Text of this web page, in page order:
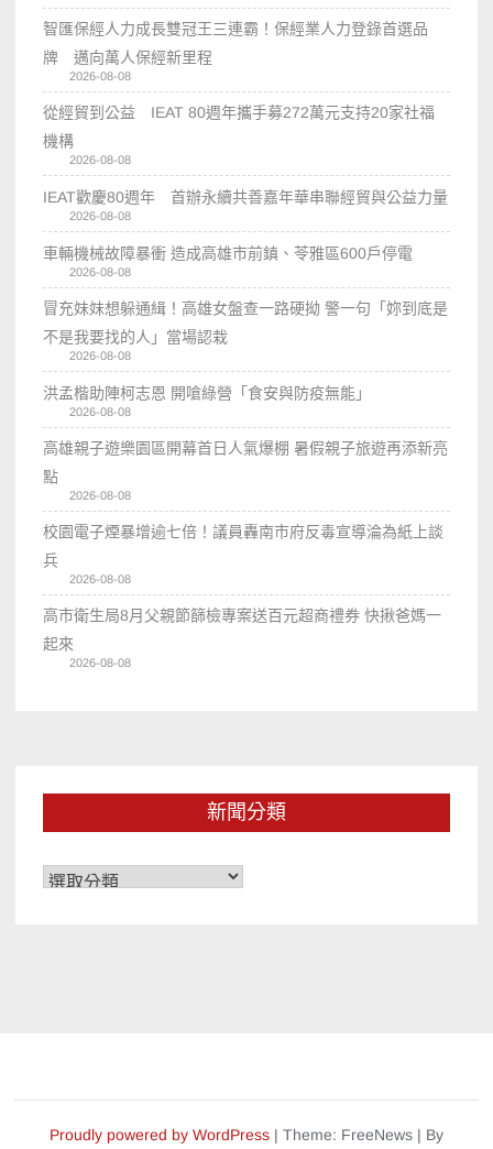
智匯保經人力成長雙冠王三連霸！保經業人力登錄首選品
牌 邁向萬人保經新里程
2026-08-08
從經貿到公益 IEAT 80週年攜手募272萬元支持20家社福
機構
2026-08-08
IEAT歡慶80週年 首辦永續共善嘉年華串聯經貿與公益力量
2026-08-08
車輛機械故障暴衝 造成高雄市前鎮、苓雅區600戶停電
2026-08-08
冒充妹妹想躲通緝！高雄女盤查一路硬拗 警一句「妳到底是
不是我要找的人」當場認栽
2026-08-08
洪孟楷助陣柯志恩 開嗆綠營「食安與防疫無能」
2026-08-08
高雄親子遊樂園區開幕首日人氣爆棚 暑假親子旅遊再添新亮
點
2026-08-08
校園電子煙暴增逾七倍！議員轟南市府反毒宣導淪為紙上談
兵
2026-08-08
高市衛生局8月父親節篩檢專案送百元超商禮券 快揪爸媽一
起來
2026-08-08
新聞分類
新
Proudly powered by WordPress | Theme: FreeNews | By